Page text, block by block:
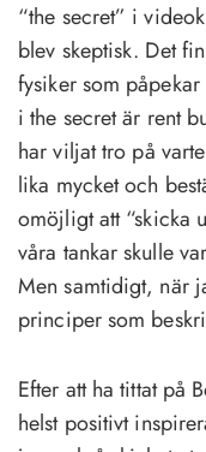
“the secret” i
blev skeptisk. Det
fysiker som
i the secret är rent
har viljat tro på
lika mycket och
omöjligt att “skicka
våra tankar skulle
Men samtidigt, när
principer som
Efter att ha tittat på
helst positivt